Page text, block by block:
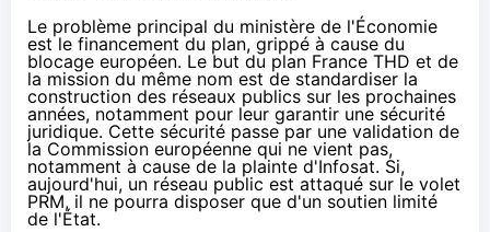
Le problème principal du ministère de l'Économie
est le financement du plan, grippé à cause du
blocage européen. Le but du plan France THD et de
la mission du même nom est de standardiser la
construction des réseaux publics sur les prochaines
années, notamment pour leur garantir une sécurité
juridique. Cette sécurité passe par une validation de
la Commission européenne qui ne vient pas,
notamment à cause de la plainte d'Infosat. Si,
aujourd'hui, un réseau public est attaqué sur le volet
PRM, il ne pourra disposer que d'un soutien limité
de l'État.